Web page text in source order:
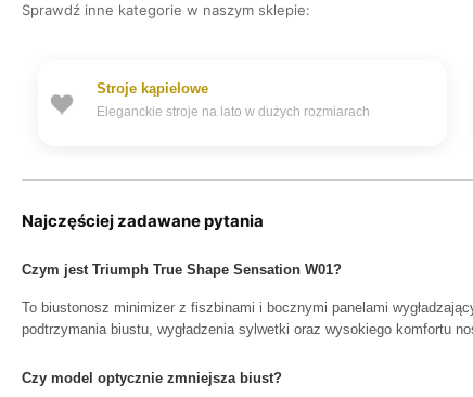
Sprawdź inne kategorie w naszym sklepie:
Stroje kąpielowe
Eleganckie stroje na lato w dużych rozmiarach
Najczęściej zadawane pytania
Czym jest Triumph True Shape Sensation W01?
To biustonosz minimizer z fiszbinami i bocznymi panelami
podtrzymania biustu, wygładzenia sylwetki oraz wysokiego komfortu
Czy model optycznie zmniejsza biust?